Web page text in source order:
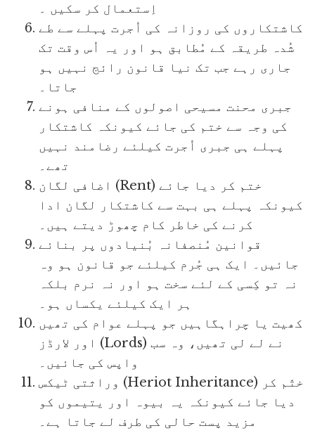
اِستعمال کر سکیں ۔
کاشتکاروں کی روزانہ کی اُجرت پہلے سے طے
شُدہ طریقہ کے مُطابق ہو اور یہ اُس وقت تک
جاری رہے جب تک نیا قانون رائج نہیں ہو
جاتا۔
جبری محنت مسیحی اصولوں کے منافی ہونے
کی وجہ سے ختم کی جائے کیونکہ کاشتکار
پہلے ہی جبری اُجرت کیلئے رضامند نہیں
تھے۔
اضافی لگان (Rent) ختم کر دیا جائے
کیونکہ پہلے ہی بہت سے کاشتکار لگان ادا
کرنے کی خاطر کام چھوڑ دیتے ہیں۔
قوانین مُنصفانہ بُنیادوں پر بنائے
جائیں۔ ایک ہی جُرم کیلئے جو قانون ہو وہ
نہ تو کِسی کے لئے سخت ہو اور نہ نرم بلکہ
ہر ایک کیلئے یکساں ہو۔
کھیت یا چراہگاہیں جو پہلے عوام کی تھیں
اور لارڈز (Lords) نے لے لی تھیں، وہ سب
واپس کی جائیں۔
وراثتی ٹیکس (Heriot Inheritance) ختّم کر
دیا جائے کیونکہ یہ بیوہ اور یتیموں کو
مزید پست حالی کی طرف لے جاتا ہے۔